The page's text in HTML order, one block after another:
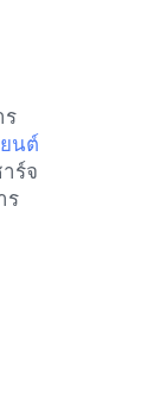
ร
นต์
ร์จ
ร